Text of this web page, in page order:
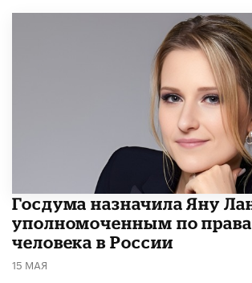
Госдума назначила Яну
уполномоченным по
человека в России
15 МАЯ